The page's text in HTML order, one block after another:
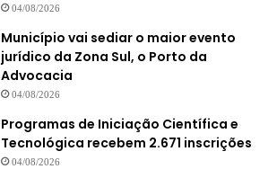
04/08/2026
Município vai sediar o maior evento
jurídico da Zona Sul, o Porto da
Advocacia
04/08/2026
Programas de Iniciação Científica e
Tecnológica recebem 2.671 inscrições
04/08/2026